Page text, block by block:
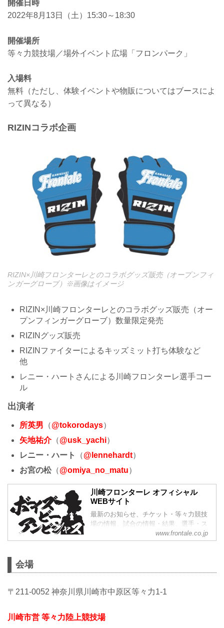
開催日時
2022年8月13日（土）15:30～18:30
開催場所
等々力競技場／場外イベント広場「フロンパーク」
入場料
無料（ただし、体験イベントや物販についてはブースによ
って異なる）
RIZINコラボ企画
RIZIN×川崎フロンターレとのコラボグッズ販売（オープンフィ
ンガーグローブ）※画像はイメージ
RIZIN×川崎フロンターレとのコラボグッズ販売（オー
プンフィンガーグローブ）数量限定発売
RIZINグッズ販売
RIZINファイターによるキッズミット打ち体験など
他
レニー・ハートさんによる川崎フロンターレ選手コー
ル
出演者
所英男 （@tokorodays）
矢地祐介（@usk_yachi）
レニー・ハート
（@lennehardt）
お宮の松（@omiya_no_matu）
川崎フロンターレ オフィシャル
WEBサイト
最新のお知らせ、チケット・等々力競技
場の情報、試合の情報・結果、選手・ス
タッフ紹介、アカデミーの情報など、川
崎フロンターレのあらゆる方法をお届
www.frontale.co.jp
会場
〒211-0052 神奈川県川崎市中原区等々力1-1
川崎市営 等々力陸上競技場